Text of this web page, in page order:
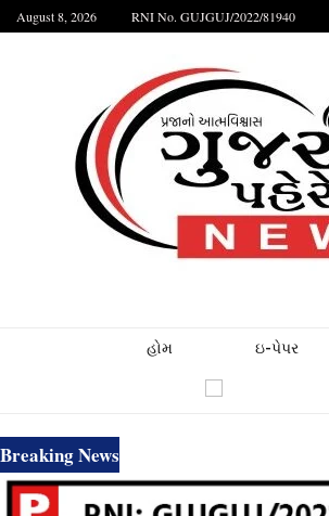
August 8, 2026 RNI No. GUJGUJ/2022/81940
હોમ ઇ-પેપર
Breaking News